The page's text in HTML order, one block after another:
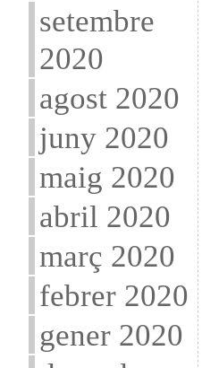
setembre
2020
agost 2020
juny 2020
maig 2020
abril 2020
març 2020
febrer 2020
gener 2020